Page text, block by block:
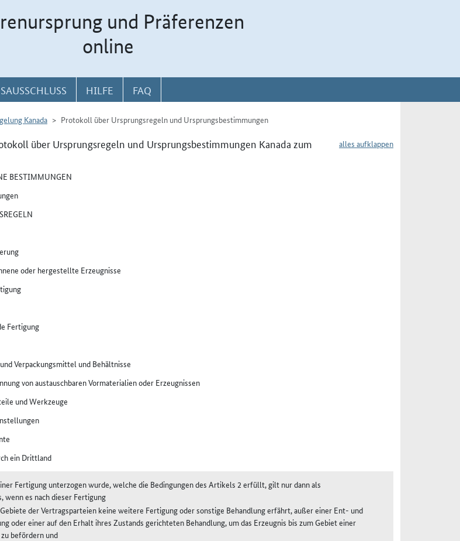
und Präferenzen
online
HILFE FAQ
Kanada Protokoll über Ursprungsregeln und Ursprungsbestimmungen
alles aufklappen
über Ursprungsregeln und Ursprungsbestimmungen Kanada zum
BESTIMMUNGEN
oder hergestellte Erzeugnisse
Fertigung
Verpackungsmittel und Behältnisse
von austauschbaren Vormaterialien oder Erzeugnissen
und Werkzeuge
ein Drittland
Fertigung unterzogen wurde, welche die Bedingungen des Artikels 2 erfüllt, gilt nur dann als
wenn es nach dieser Fertigung
der Vertragsparteien keine weitere Fertigung oder sonstige Behandlung erfährt, außer einer Ent- und
oder einer auf den Erhalt ihres Zustands gerichteten Behandlung, um das Erzeugnis bis zum Gebiet einer
befördern und